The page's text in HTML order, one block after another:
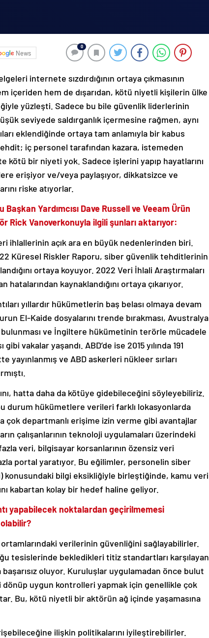
News
0
internete sızdırdığının ortaya çıkmasının
içeriden hem de dışarıdan, kötü niyetli kişilerin ülke
yüzleşti. Sadece bu bile güvenlik liderlerinin
seviyede saldırganlık içermesine rağmen, aynı
eklendiğinde ortaya tam anlamıyla bir kabus
iç personel tarafından kazara, istemeden
kötü bir niyeti yok. Sadece işlerini yapıp hayatlarını
erişiyor ve/veya paylaşıyor, dikkatsizce ve
riske atıyorlar.
Yardımcısı Dave Russell ve Veeam Ürün
Rick Vanoverkonuyla ilgili şunları aktarıyor:
ihlallerinin açık ara en büyük nedenlerinden biri.
Küresel Riskler Raporu, siber güvenlik tehditlerinin
ortaya koyuyor. 2022 Veri İhlali Araştırmaları
hatalarından kaynaklandığını ortaya çıkarıyor.
yıllardır hükümetlerin baş belası olmaya devam
El-Kaide dosyalarını trende bırakması, Avustralya
bulunması ve İngiltere hükümetinin terörle mücadele
gibi vakalar yaşandı. ABD’de ise 2015 yılında 191
ve ABD askerleri nükleer sırları
hatta daha da kötüye gidebileceğini söyleyebiliriz.
durum hükümetlere verileri farklı lokasyonlarda
çok departmanlı erişime izin verme gibi avantajlar
çalışanlarının teknoloji uygulamaları üzerindeki
veri, bilgisayar korsanlarının özensiz veri
portal yaratıyor. Bu eğilimler, personelin siber
konusundaki bilgi eksikliğiyle birleştiğinde, kamu veri
kabartan kolay bir hedef haline geliyor.
yapabilecek noktalardan geçirilmemesi
olabilir?
verilerinin güvenliğini sağlayabilirler.
tesislerinde bekledikleri titiz standartları karşılayan
oluyor. Kuruluşlar uygulamadan önce bulut
uygun kontrolleri yapmak için genellikle çok
Bu, kötü niyetli bir aktörün ağ içinde yaşamasına
ilişkin politikalarını iyileştirebilirler.